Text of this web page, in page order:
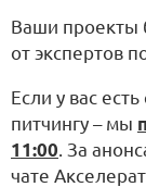
Ваши проекты
от экспертов
Если у вас
питчингу – мы
11:00 . За
чате